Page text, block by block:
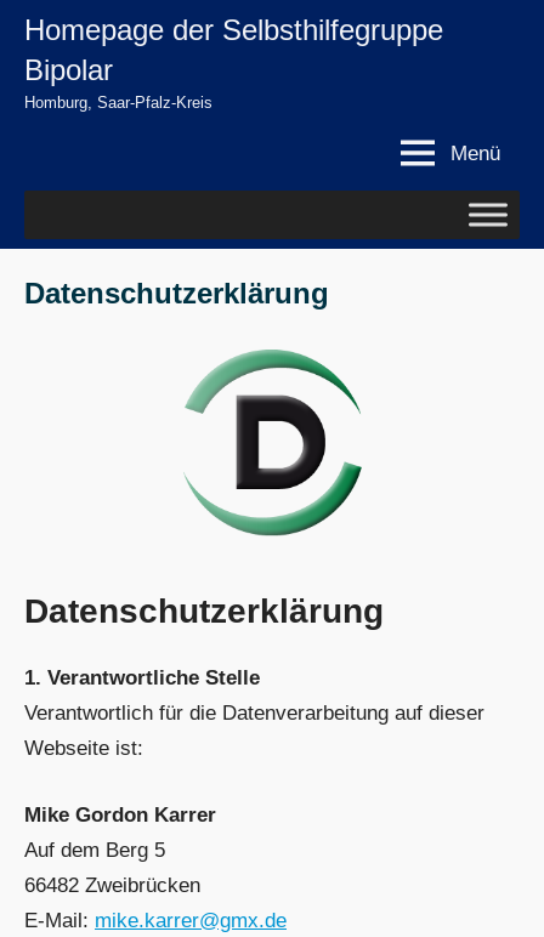
springen
Zum
springen
Homepage der Selbsthilfegruppe
Bipolar
Homburg, Saar-Pfalz-Kreis
Menü
Datenschutzerklärung
Datenschutzerklärung
1. Verantwortliche Stelle
Verantwortlich für die Datenverarbeitung auf dieser
Webseite ist:
Mike Gordon Karrer
Auf dem Berg 5
66482 Zweibrücken
E-Mail: mike.karrer@gmx.de